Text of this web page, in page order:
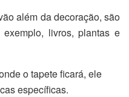
além da decoração, são
livros, plantas e
o tapete ficará, ele
específicas.